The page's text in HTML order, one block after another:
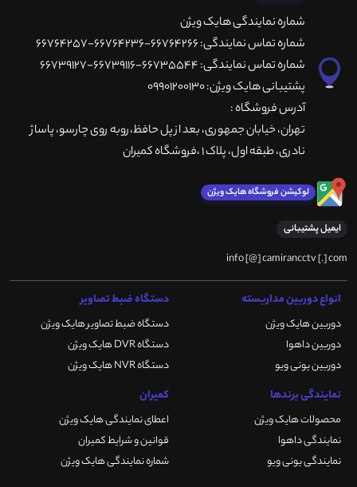
شماره نمایندگی هایک ویژن
شماره تماس نمایندگی: 66764266-66764236-66764257
شماره تماس نمایندگی: 66735544-66739116-66739127
پشتیبانی هایک ویژن: 09901200130
آدرس فروشگاه :
تهران، خيابان جمهوری، بعد از پل حافظ،روبه روی چارسو، پاساژ
نادری، طبقه اول، پلاک 1 ،فروشگاه کمیران
لوکیشن فروشگاه هایک ویژن
ایمیل پشتیبانی
info [@] camirancctv [.] com
انواع دوربین مداربسته
دوربین هایک ویژن
دوربین داهوا
دوربین یونی ویو
دستگاه ضبط تصاویر
دستگاه ضبط تصاویر هایک ویژن
دستگاه DVR هایک ویژن
دستگاه NVR هایک ویژن
نمایندگی برندها
محصولات هایک ویژن
نمایندگی داهوا
نمایندگی یونی ویو
کمیران
اعطای نمایندگی هایک ویژن
قوانین و شرایط کمیران
شماره نمایندگی هایک ویژن